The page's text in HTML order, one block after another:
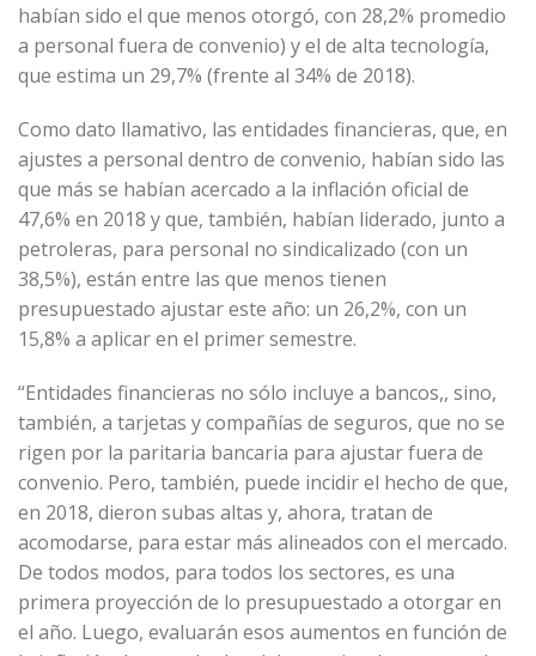
habían sido el que menos otorgó, con 28,2% promedio
a personal fuera de convenio) y el de alta tecnología,
que estima un 29,7% (frente al 34% de 2018).
Como dato llamativo, las entidades financieras, que, en
ajustes a personal dentro de convenio, habían sido las
que más se habían acercado a la inflación oficial de
47,6% en 2018 y que, también, habían liderado, junto a
petroleras, para personal no sindicalizado (con un
38,5%), están entre las que menos tienen
presupuestado ajustar este año: un 26,2%, con un
15,8% a aplicar en el primer semestre.
“Entidades financieras no sólo incluye a bancos,, sino,
también, a tarjetas y compañías de seguros, que no se
rigen por la paritaria bancaria para ajustar fuera de
convenio. Pero, también, puede incidir el hecho de que,
en 2018, dieron subas altas y, ahora, tratan de
acomodarse, para estar más alineados con el mercado.
De todos modos, para todos los sectores, es una
primera proyección de lo presupuestado a otorgar en
el año. Luego, evaluarán esos aumentos en función de